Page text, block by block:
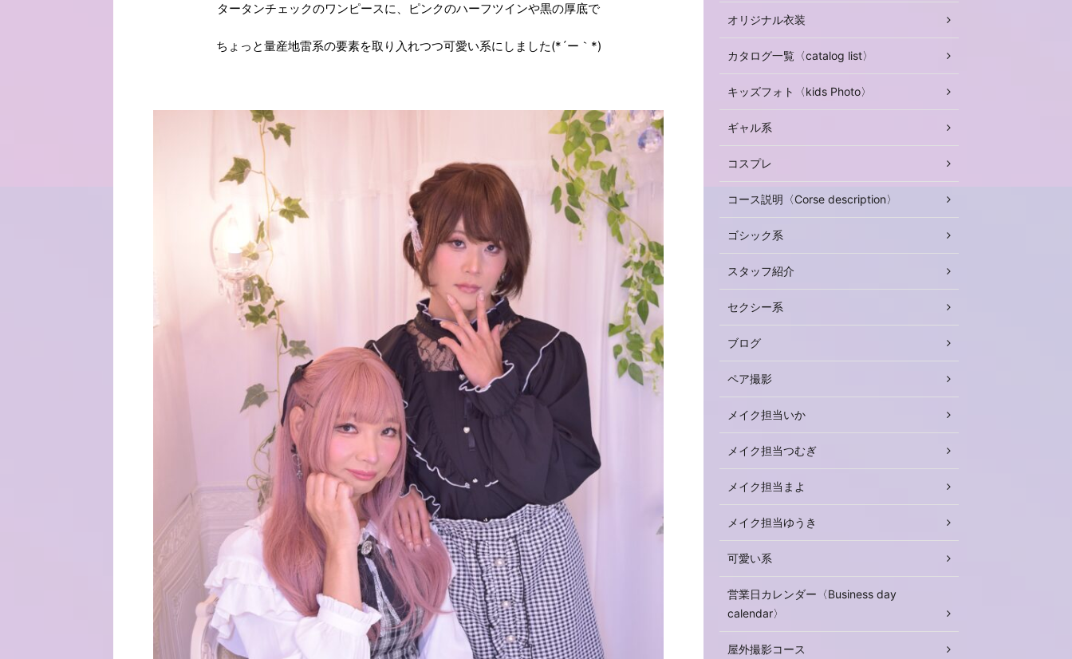
タータンチェックのワンピースに、ピンクのハーフツインや黒の厚底で
ちょっと量産地雷系の要素を取り入れつつ可愛い系にしました(*´ー｀*)
オリジナル衣装
カタログ一覧〈catalog list〉
キッズフォト〈kids Photo〉
ギャル系
コスプレ
コース説明〈Corse description〉
ゴシック系
スタッフ紹介
セクシー系
ブログ
ペア撮影
メイク担当いか
メイク担当つむぎ
メイク担当まよ
メイク担当ゆうき
可愛い系
営業日カレンダー〈Business day
calendar〉
屋外撮影コース